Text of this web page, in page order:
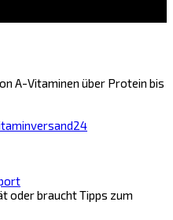
A-Vitaminen über Protein bis
oder braucht Tipps zum